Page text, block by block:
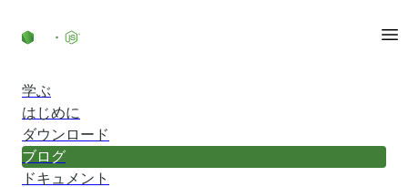
学ぶ
はじめに
ダウンロード
ブログ
ドキュメント